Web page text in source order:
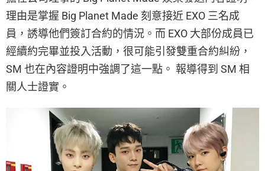
理由是掌握 Big Planet Made 刻意接近 EXO 三名成
員，誘導他們簽訂合約的情況。而 EXO 大部份成員已
經續約完畢並投入活動，很可能引發雙重合約糾紛，
SM 也在內容證明中強調了這一點。 報導得到 SM 相
關人士證實。